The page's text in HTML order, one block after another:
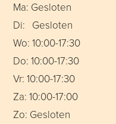
Ma: Gesloten
Di: Gesloten
Wo: 10:00-17:30
Do: 10:00-17:30
Vr: 10:00-17:30
Za: 10:00-17:00
Zo: Gesloten